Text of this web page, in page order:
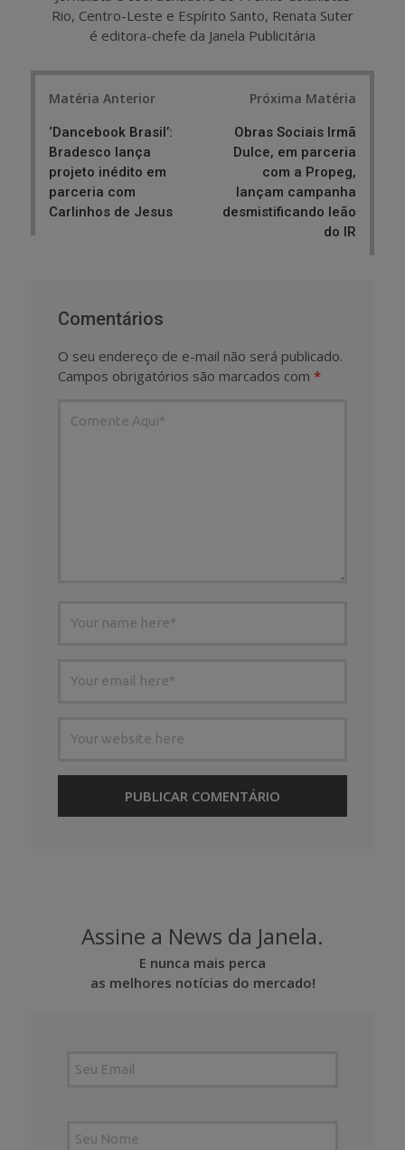
Rio, Centro-Leste e Espírito Santo, Renata Suter
é editora-chefe da Janela Publicitária
Matéria Anterior
‘Dancebook Brasil’:
Bradesco lança
projeto inédito em
parceria com
Carlinhos de Jesus
Próxima Matéria
Obras Sociais Irmã
Dulce, em parceria
com a Propeg,
lançam campanha
desmistificando leão
do IR
Comentários
O seu endereço de e-mail não será publicado.
Campos obrigatórios são marcados com *
Assine a News da Janela.
E nunca mais perca
as melhores notícias do mercado!